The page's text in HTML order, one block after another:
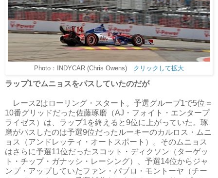
Photo：INDYCAR (Chris Owens) クリックして拡大
ラップ1でムニョスをパスしていたのだが
レース2はローリング・スタート。予選グループ1で5位＝
10番グリッドだった佐藤琢磨（AJ・フォイト・エンタープ
ライゼス）は、ラップ1を終えると9位に上がっていた。琢
磨がパスしたのは予選9位だったルーキーのカルロス・ムニ
ョス（アンドレッティ・オートスポート）。そのムニョス
はさらに予選11位だったスコット・ディクソン（ターゲッ
ト・チップ・ガナッシ・レーシング）、予選14位からジャ
ンプ・アップしていたファン・パブロ・モントーヤ（チー